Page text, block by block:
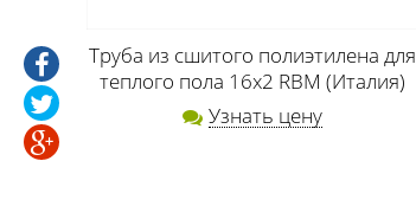
Труба из сшитого полиэтилена для
теплого пола 16х2 RBM (Италия)
Узнать цену